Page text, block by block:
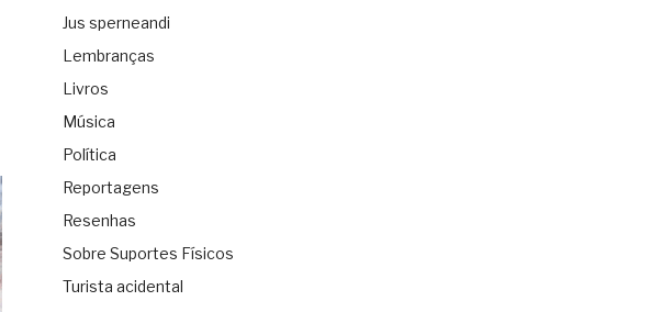
Jus sperneandi
Lembranças
Livros
Música
Política
Reportagens
Resenhas
Sobre Suportes Físicos
Turista acidental